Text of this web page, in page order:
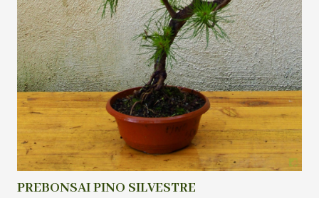
PREBONSAI PINO SILVESTRE